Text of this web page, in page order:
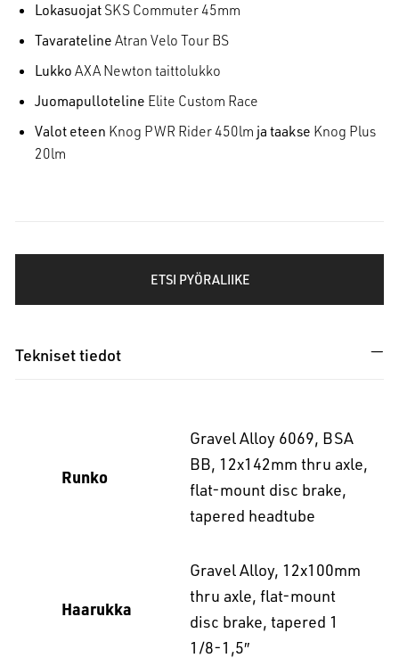
Lokasuojat SKS Commuter 45mm
TavaratelineAtran Velo Tour BS
LukkoAXA Newton taittolukko
Juomapulloteline Elite Custom Race
Valot eteen Knog PWR Rider 450lm ja taakse Knog Plus
20lm
ETSI PYÖRALIIKE
Tekniset tiedot
Runko
Gravel Alloy 6069, BSA
BB, 12x142mm thru axle,
flat-mount disc brake,
tapered headtube
Haarukka
Gravel Alloy, 12x100mm
thru axle, flat-mount
disc brake, tapered 1
1/8-1,5″